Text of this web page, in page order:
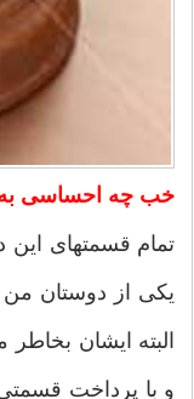
خب چه احساسی
تمام قسمتهای این
یكی از دوستان من
البته ایشان